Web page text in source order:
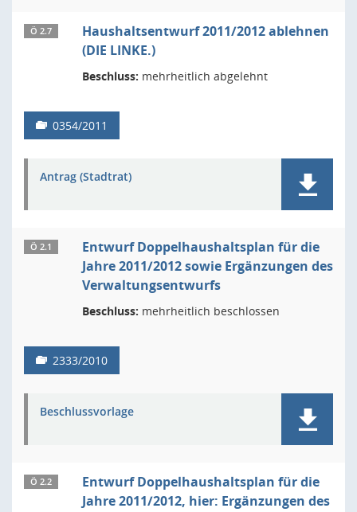
Ö 2.7
Haushaltsentwurf 2011/2012 ablehnen
(DIE LINKE.)
Beschluss: mehrheitlich abgelehnt
0354/2011
Antrag (Stadtrat)
Ö 2.1
Entwurf Doppelhaushaltsplan für die
Jahre 2011/2012 sowie Ergänzungen des
Verwaltungsentwurfs
Beschluss: mehrheitlich beschlossen
2333/2010
Beschlussvorlage
Ö 2.2
Entwurf Doppelhaushaltsplan für die
Jahre 2011/2012, hier: Ergänzungen des